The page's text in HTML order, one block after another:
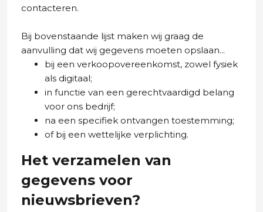
contacteren.
Bij bovenstaande lijst maken wij graag de
aanvulling dat wij gegevens moeten opslaan...
bij een verkoopovereenkomst, zowel fysiek
als digitaal;
in functie van een gerechtvaardigd belang
voor ons bedrijf;
na een specifiek ontvangen toestemming;
of bij een wettelijke verplichting.
Het verzamelen van
gegevens voor
nieuwsbrieven?